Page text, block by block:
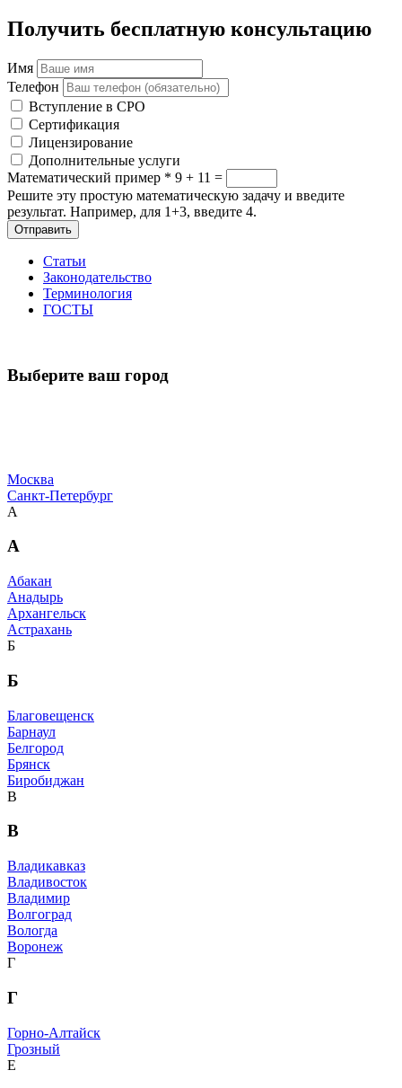
Получить бесплатную консультацию
Имя
Телефон
Вступление в СРО
Сертификация
Лицензирование
Дополнительные услуги
Математический пример * 9 + 11 =
Решите эту простую математическую задачу и введите
результат. Например, для 1+3, введите 4.
Отправить
Статьи
Законодательство
Терминология
ГОСТЫ
Выберите ваш город
Москва
Санкт-Петербург
А
А
Абакан
Анадырь
Архангельск
Астрахань
Б
Б
Благовещенск
Барнаул
Белгород
Брянск
Биробиджан
В
В
Владикавказ
Владивосток
Владимир
Волгоград
Вологда
Воронеж
Г
Г
Горно-Алтайск
Грозный
Е